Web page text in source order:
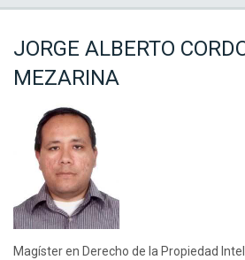
JORGE ALBERTO
MEZARINA
Magíster en Derecho de la Propiedad